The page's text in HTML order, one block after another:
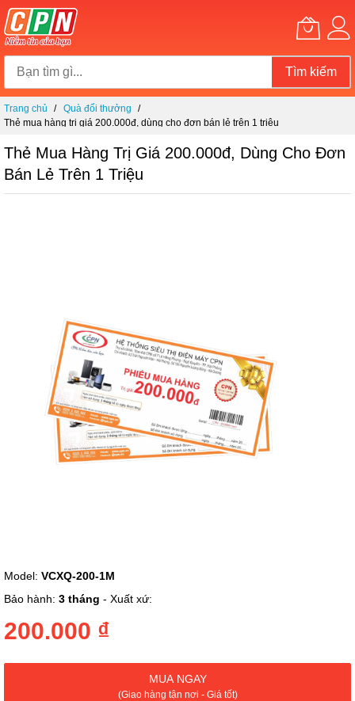
Tìm kiếm
Chuyển
đến
dung
Trang chủ
Quà đổi thưởng
Thẻ mua hàng trị giá 200.000đ, dùng cho đơn bán lẻ trên 1 triệu
Thẻ Mua Hàng Trị Giá 200.000đ, Dùng Cho Đơn
Bán Lẻ Trên 1 Triệu
đến
phần
của
thư
Model: VCXQ-200-1M
Bảo hành: 3 tháng - Xuất xứ:
200.000 ₫
MUA NGAY
(Giao hàng tận nơi - Giá tốt)